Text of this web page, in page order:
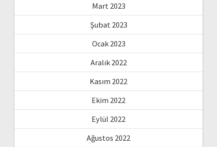
Mart 2023
Şubat 2023
Ocak 2023
Aralık 2022
Kasım 2022
Ekim 2022
Eylül 2022
Ağustos 2022